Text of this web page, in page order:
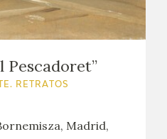
Pescadoret”
RETRATOS
Madrid,